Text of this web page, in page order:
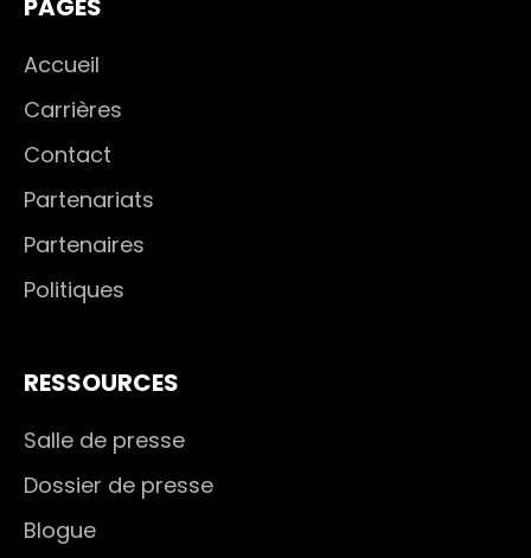
PAGES
Accueil
Carrières
Contact
Partenariats
Partenaires
Politiques
RESSOURCES
Salle de presse
Dossier de presse
Blogue